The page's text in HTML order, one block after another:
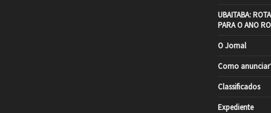
UBAITABA:
PARA O ANO
O Jornal
Como
Classificados
Expediente